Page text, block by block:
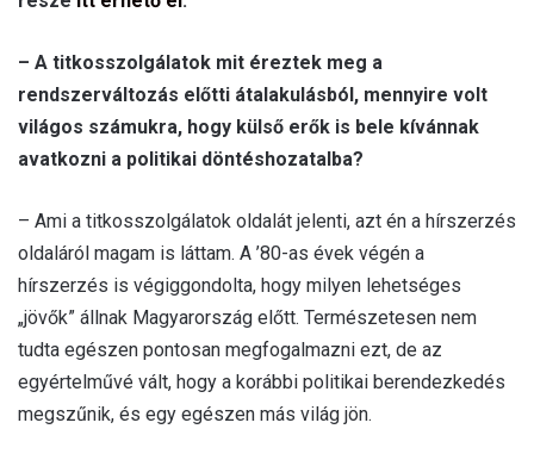
– A titkosszolgálatok mit éreztek meg a
rendszerváltozás előtti átalakulásból, mennyire volt
világos számukra, hogy külső erők is bele kívánnak
avatkozni a politikai döntéshozatalba?
– Ami a titkosszolgálatok oldalát jelenti, azt én a hírszerzés
oldaláról magam is láttam. A ’80-as évek végén a
hírszerzés is végiggondolta, hogy milyen lehetséges
„jövők” állnak Magyarország előtt. Természetesen nem
tudta egészen pontosan megfogalmazni ezt, de az
egyértelművé vált, hogy a korábbi politikai berendezkedés
megszűnik, és egy egészen más világ jön.